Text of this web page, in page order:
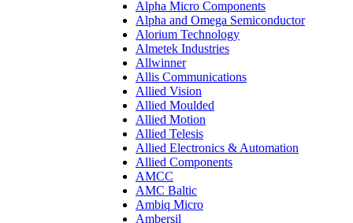
Alpha Micro Components
Alpha and Omega Semiconductor
Alorium Technology
Almetek Industries
Allwinner
Allis Communications
Allied Vision
Allied Moulded
Allied Motion
Allied Telesis
Allied Electronics & Automation
Allied Components
AMCC
AMC Baltic
Ambiq Micro
Ambersil